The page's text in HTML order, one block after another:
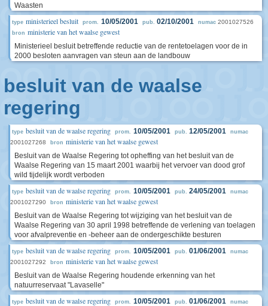
Waasten
type ministerieel besluit prom. 10/05/2001 pub. 02/10/2001 numac 2001027526
bron ministerie van het waalse gewest
Ministerieel besluit betreffende reductie van de rentetoelagen voor de in
2000 besloten aanvragen van steun aan de landbouw
besluit van de waalse
regering
type besluit van de waalse regering prom. 10/05/2001 pub. 12/05/2001 numac
2001027268 bron ministerie van het waalse gewest
Besluit van de Waalse Regering tot opheffing van het besluit van de
Waalse Regering van 15 maart 2001 waarbij het vervoer van dood grof
wild tijdelijk wordt verboden
type besluit van de waalse regering prom. 10/05/2001 pub. 24/05/2001 numac
2001027290 bron ministerie van het waalse gewest
Besluit van de Waalse Regering tot wijziging van het besluit van de
Waalse Regering van 30 april 1998 betreffende de verlening van toelagen
voor afvalpreventie en -beheer aan de ondergeschikte besturen
type besluit van de waalse regering prom. 10/05/2001 pub. 01/06/2001 numac
2001027292 bron ministerie van het waalse gewest
Besluit van de Waalse Regering houdende erkenning van het
natuurreservaat "Lavaselle"
type besluit van de waalse regering prom. 10/05/2001 pub. 01/06/2001 numac